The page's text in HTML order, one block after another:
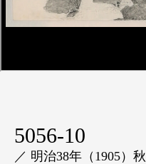
5056-10
／ 明治38年（1905）秋